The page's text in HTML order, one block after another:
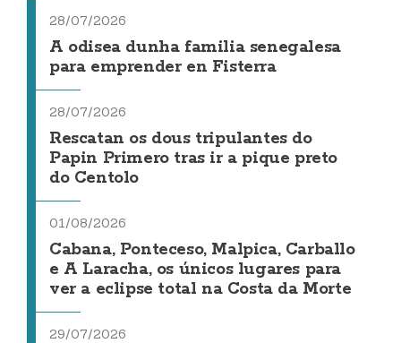
28/07/2026
A odisea dunha familia senegalesa
para emprender en Fisterra
28/07/2026
Rescatan os dous tripulantes do
Papin Primero tras ir a pique preto
do Centolo
01/08/2026
Cabana, Ponteceso, Malpica, Carballo
e A Laracha, os únicos lugares para
ver a eclipse total na Costa da Morte
29/07/2026